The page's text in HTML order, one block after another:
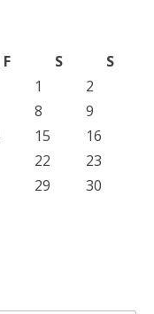
F S
S
1
2
8
9
15
16
22
23
29
30